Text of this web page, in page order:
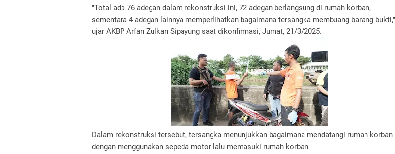
"Total ada 76 adegan dalam rekonstruksi ini, 72 adegan berlangsung di rumah korban,
sementara 4 adegan lainnya memperlihatkan bagaimana tersangka membuang barang bukti,"
ujar AKBP Arfan Zulkan Sipayung saat dikonfirmasi, Jumat, 21/3/2025.
Dalam rekonstruksi tersebut, tersangka menunjukkan bagaimana mendatangi rumah korban
dengan menggunakan sepeda motor lalu memasuki rumah korban